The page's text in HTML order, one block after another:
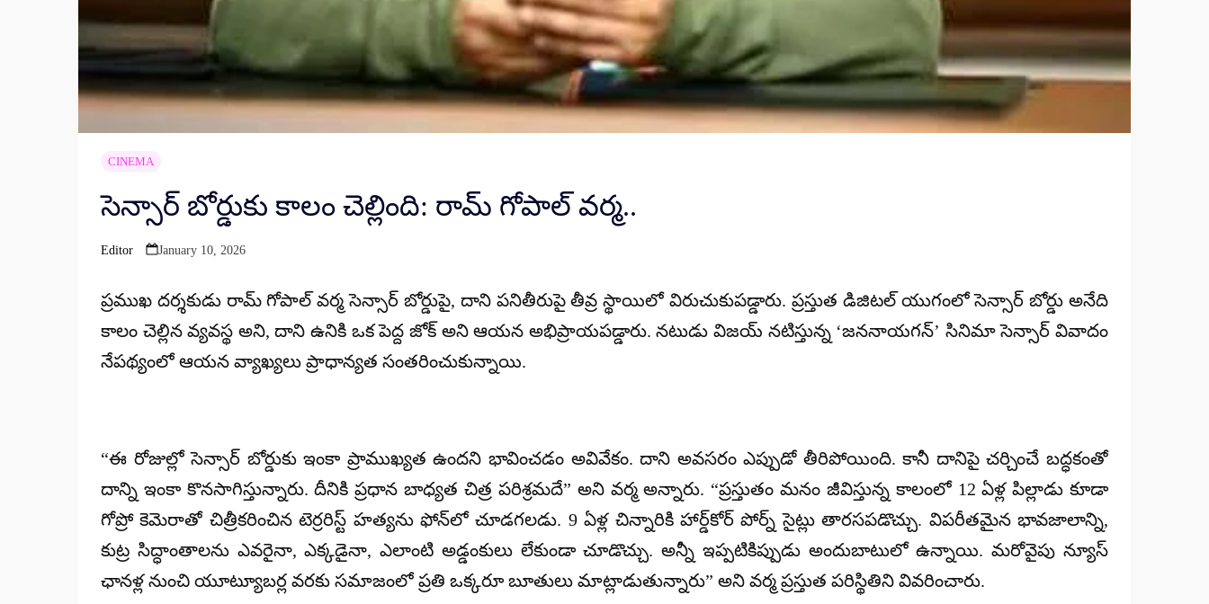
CINEMA
సెన్సార్ బోర్డుకు కాలం చెల్లింది: రామ్ గోపాల్ వర్మ..
Posted
Editor January 10, 2026
ప్రముఖ దర్శకుడు రామ్ గోపాల్ వర్మ సెన్సార్ బోర్డుపై, దాని పనితీరుపై తీవ్ర స్థాయిలో విరుచుకుపడ్డారు. ప్రస్తుత డిజిటల్ యుగంలో సెన్సార్ బోర్డు అనేది
కాలం చెల్లిన వ్యవస్థ అని, దాని ఉనికి ఒక పెద్ద జోక్ అని ఆయన అభిప్రాయపడ్డారు. నటుడు విజయ్ నటిస్తున్న ‘జననాయగన్’ సినిమా సెన్సార్ వివాదం
నేపథ్యంలో ఆయన వ్యాఖ్యలు ప్రాధాన్యత సంతరించుకున్నాయి.
“ఈ రోజుల్లో సెన్సార్ బోర్డుకు ఇంకా ప్రాముఖ్యత ఉందని భావించడం అవివేకం. దాని అవసరం ఎప్పుడో తీరిపోయింది. కానీ దానిపై చర్చించే బద్ధకంతో
దాన్ని ఇంకా కొనసాగిస్తున్నారు. దీనికి ప్రధాన బాధ్యత చిత్ర పరిశ్రమదే” అని వర్మ అన్నారు. “ప్రస్తుతం మనం జీవిస్తున్న కాలంలో 12 ఏళ్ల పిల్లాడు కూడా
గోప్రో కెమెరాతో చిత్రీకరించిన టెర్రరిస్ట్ హత్యను ఫోన్‌లో చూడగలడు. 9 ఏళ్ల చిన్నారికి హార్డ్‌కోర్ పోర్న్ సైట్లు తారసపడొచ్చు. విపరీతమైన భావజాలాన్ని,
కుట్ర సిద్ధాంతాలను ఎవరైనా, ఎక్కడైనా, ఎలాంటి అడ్డంకులు లేకుండా చూడొచ్చు. అన్నీ ఇప్పటికిప్పుడు అందుబాటులో ఉన్నాయి. మరోవైపు న్యూస్
ఛానళ్ల నుంచి యూట్యూబర్ల వరకు సమాజంలో ప్రతి ఒక్కరూ బూతులు మాట్లాడుతున్నారు” అని వర్మ ప్రస్తుత పరిస్థితిని వివరించారు.